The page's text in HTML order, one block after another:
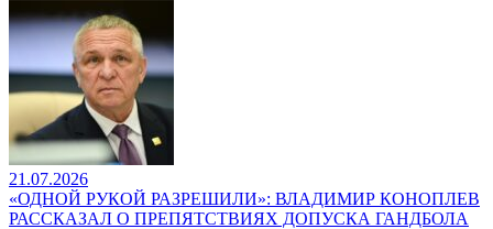
21.07.2026
«ОДНОЙ РУКОЙ РАЗРЕШИЛИ»: ВЛАДИМИР КОНОПЛЕВ
РАССКАЗАЛ О ПРЕПЯТСТВИЯХ ДОПУСКА ГАНДБОЛА